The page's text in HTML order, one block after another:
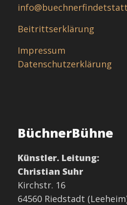
Beitrittserklärung
Impressum
Datenschutzerklärung
BüchnerBühne
Künstler. Leitung:
Christian Suhr
Kirchstr. 16
64560 Riedstadt